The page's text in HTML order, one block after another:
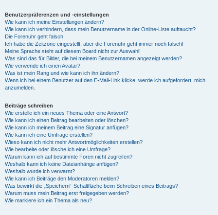
Benutzerpräferenzen und -einstellungen
Wie kann ich meine Einstellungen ändern?
Wie kann ich verhindern, dass mein Benutzername in der Online-Liste auftaucht?
Die Forenuhr geht falsch!
Ich habe die Zeitzone eingestellt, aber die Forenuhr geht immer noch falsch!
Meine Sprache steht auf diesem Board nicht zur Auswahl!
Was sind das für Bilder, die bei meinem Benutzernamen angezeigt werden?
Wie verwende ich einen Avatar?
Was ist mein Rang und wie kann ich ihn ändern?
Wenn ich bei einem Benutzer auf den E-Mail-Link klicke, werde ich aufgefordert, mich
anzumelden.
Beiträge schreiben
Wie erstelle ich ein neues Thema oder eine Antwort?
Wie kann ich einen Beitrag bearbeiten oder löschen?
Wie kann ich meinem Beitrag eine Signatur anfügen?
Wie kann ich eine Umfrage erstellen?
Wieso kann ich nicht mehr Antwortmöglichkeiten erstellen?
Wie bearbeite oder lösche ich eine Umfrage?
Warum kann ich auf bestimmte Foren nicht zugreifen?
Weshalb kann ich keine Dateianhänge anfügen?
Weshalb wurde ich verwarnt?
Wie kann ich Beiträge den Moderatoren melden?
Was bewirkt die „Speichern“-Schaltfläche beim Schreiben eines Beitrags?
Warum muss mein Beitrag erst freigegeben werden?
Wie markiere ich ein Thema als neu?